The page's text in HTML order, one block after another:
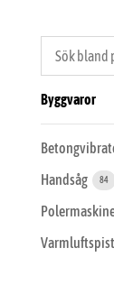
Byggvaror
Handsåg 84